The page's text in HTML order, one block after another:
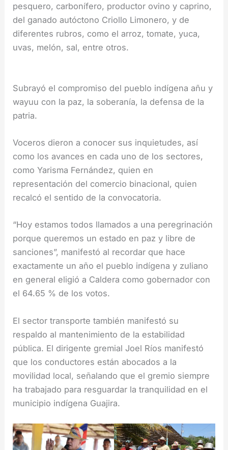
pesquero, carbonífero, productor ovino y caprino,
del ganado autóctono Criollo Limonero, y de
diferentes rubros, como el arroz, tomate, yuca,
uvas, melón, sal, entre otros.
Subrayó el compromiso del pueblo indígena añu y
wayuu con la paz, la soberanía, la defensa de la
patria.
Voceros dieron a conocer sus inquietudes, así
como los avances en cada uno de los sectores,
como Yarisma Fernández, quien en
representación del comercio binacional, quien
recalcó el sentido de la convocatoria.
“Hoy estamos todos llamados a una peregrinación
porque queremos un estado en paz y libre de
sanciones”, manifestó al recordar que hace
exactamente un año el pueblo indígena y zuliano
en general eligió a Caldera como gobernador con
el 64.65 % de los votos.
El sector transporte también manifestó su
respaldo al mantenimiento de la estabilidad
pública. El dirigente gremial Joel Ríos manifestó
que los conductores están abocados a la
movilidad local, señalando que el gremio siempre
ha trabajado para resguardar la tranquilidad en el
municipio indígena Guajira.